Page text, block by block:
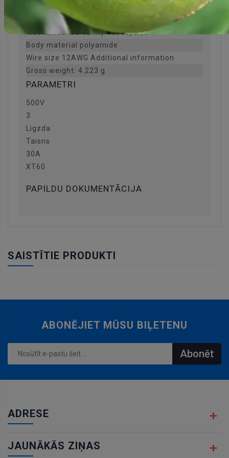
Spatial orientation straight
Contact material brass
Mechanical durability 1000cycles
Body material polyamide
Wire size 12AWG Additional information
Gross weight: 4.223 g
PARAMETRI
500V
3
Ligzda
Taisns
30A
XT60
PAPILDU DOKUMENTĀCIJA
SAISTĪTIE PRODUKTI
ABONĒJIET MŪSU BIĻETENU
Abonēt
ADRESE
JAUNĀKĀS ZIŅAS